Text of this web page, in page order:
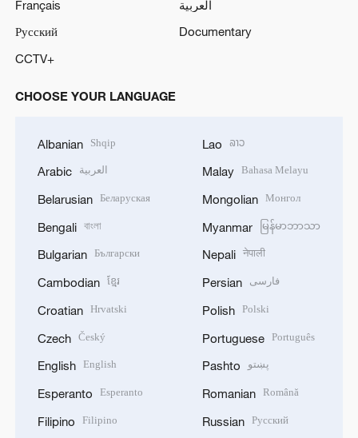
Français
العربية
Русский
Documentary
CCTV+
CHOOSE YOUR LANGUAGE
Albanian Shqip
Arabic العربية
Belarusian Беларуская
Bengali বাংলা
Bulgarian Български
Cambodian ខ្មែរ
Croatian Hrvatski
Czech Český
English English
Esperanto Esperanto
Filipino Filipino
Lao ລາວ
Malay Bahasa Melayu
Mongolian Монгол
Myanmar မြန်မာဘာသာ
Nepali नेपाली
Persian فارسی
Polish Polski
Portuguese Português
Pashto پښتو
Romanian Română
Russian Русский